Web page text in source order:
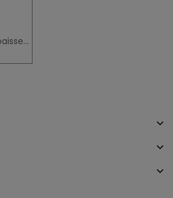
Gousset de 100mm épaisseur 3mm